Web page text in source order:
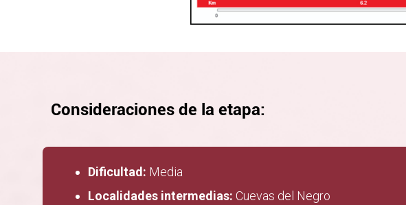
Consideraciones de la etapa:
Dificultad: Media
Localidades intermedias: Cuevas del Negro